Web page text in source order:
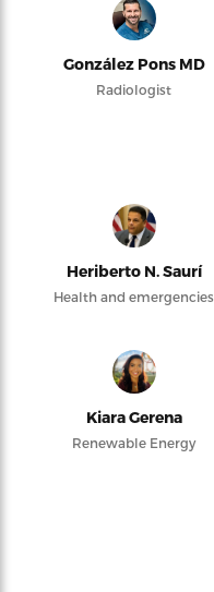
González Pons MD
Radiologist
Heriberto N. Saurí
Health and emergencies
Kiara Gerena
Renewable Energy